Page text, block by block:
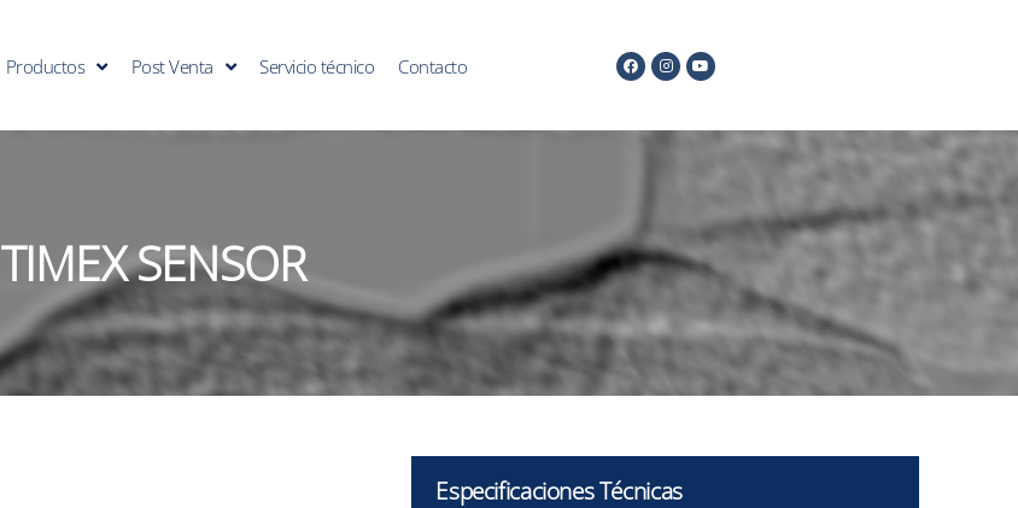
Productos Post Venta Servicio técnico Contacto
TIMEX SENSOR
Especificaciones Técnicas